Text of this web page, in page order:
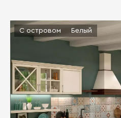
С островом Белый